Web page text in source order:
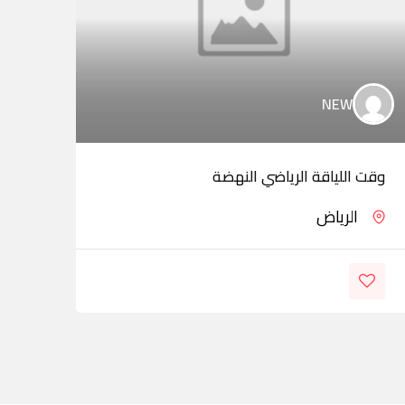
NEW
وقت اللياقة الرياضي النهضة
الرياض